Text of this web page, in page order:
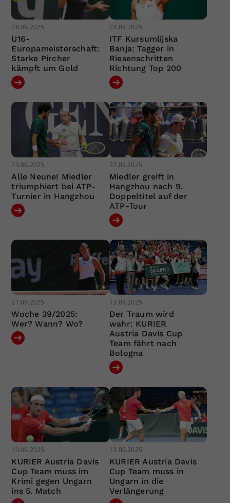
26.09.2025
U16-
Europameisterschaft:
Starke Pircher
kämpft um Gold
24.09.2025
ITF Kursumlijska
Banja: Tagger in
Riesenschritten
Richtung Top 200
23.09.2025
Alle Neune! Miedler
triumphiert bei ATP-
Turnier in Hangzhou
22.09.2025
Miedler greift in
Hangzhou nach 9.
Doppeltitel auf der
ATP-Tour
21.09.2025
Woche 39/2025:
Wer? Wann? Wo?
13.09.2025
Der Traum wird
wahr: KURIER
Austria Davis Cup
Team fährt nach
Bologna
13.09.2025
KURIER Austria Davis
Cup Team muss im
Krimi gegen Ungarn
ins 5. Match
13.09.2025
KURIER Austria Davis
Cup Team muss in
Ungarn in die
Verlängerung